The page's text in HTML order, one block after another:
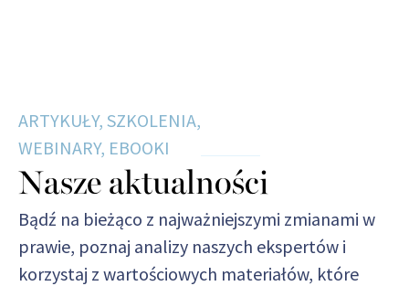
ARTYKUŁY, SZKOLENIA,
WEBINARY, EBOOKI
Nasze aktualności
Bądź na bieżąco z najważniejszymi zmianami w
prawie, poznaj analizy naszych ekspertów i
korzystaj z wartościowych materiałów, które